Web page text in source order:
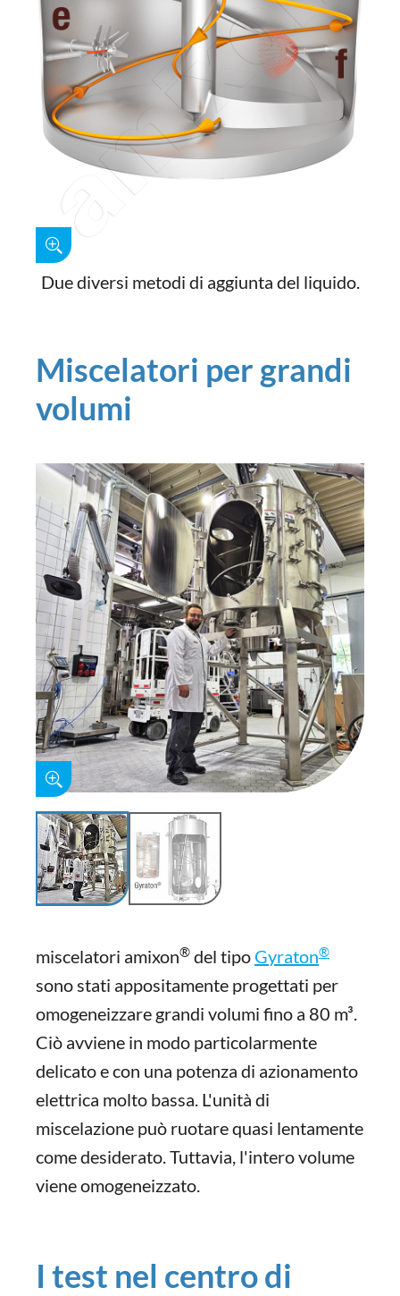
Due diversi metodi di aggiunta del liquido.
Miscelatori per grandi
volumi
miscelatori amixon® del tipo Gyraton®
sono stati appositamente progettati per
omogeneizzare grandi volumi fino a 80 m³.
Ciò avviene in modo particolarmente
delicato e con una potenza di azionamento
elettrica molto bassa. L'unità di
miscelazione può ruotare quasi lentamente
come desiderato. Tuttavia, l'intero volume
viene omogeneizzato.
I test nel centro di